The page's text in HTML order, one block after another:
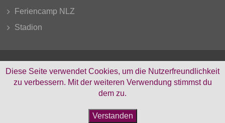
Feriencamp NLZ
Stadion
Facebook
Diese Seite verwendet Cookies, um die Nutzerfreundlichkeit
zu verbessern. Mit der weiteren Verwendung stimmst du
dem zu.
Verstanden